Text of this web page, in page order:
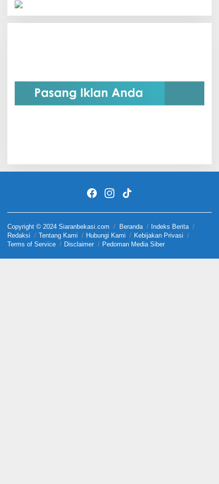
Copyright © 2024 Siaranbekasi.com Beranda
Indeks Berita
Redaksi
Tentang Kami Hubungi Kami
Kebijakan Privasi
Terms of Service
Disclaimer Pedoman Media Siber